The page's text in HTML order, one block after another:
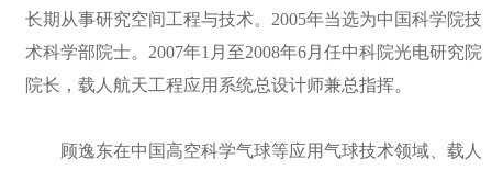
长期从事研究空间工程与技术。2005年当选为中国科学院技
术科学部院士。2007年1月至2008年6月任中科院光电研究院
院长，载人航天工程应用系统总设计师兼总指挥。
顾逸东在中国高空科学气球等应用气球技术领域、载人